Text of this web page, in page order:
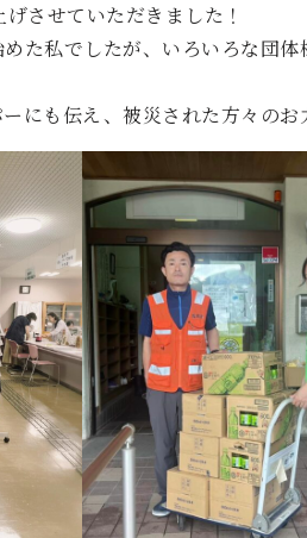
させていただきました！
た私でしたが、いろいろな団
にも伝え、被災された方々のお